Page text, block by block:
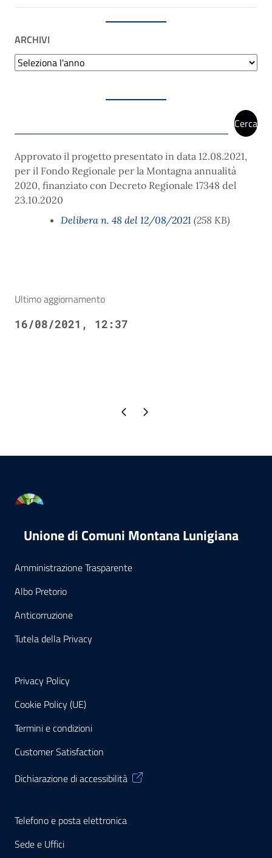
ARCHIVI
Archivi
Cerca
Approvato il progetto presentato in data 12.08.2021,
per il Fondo Regionale per la Montagna annualità
2020, finanziato con Decreto Regionale 17348 del
23.10.2020
Delibera n. 48 del 12/08/2021 (258 KB)
Ultimo aggiornamento
16/08/2021, 12:37
Pagina precedente
Pagina successiva
Unione di Comuni Montana Lunigiana
Amministrazione Trasparente
Albo Pretorio
Anticorruzione
Tutela della Privacy
Privacy Policy
Cookie Policy (UE)
Termini e condizioni
Customer Satisfaction
Dichiarazione di accessibilità
Telefono e posta elettronica
Sede e Uffici